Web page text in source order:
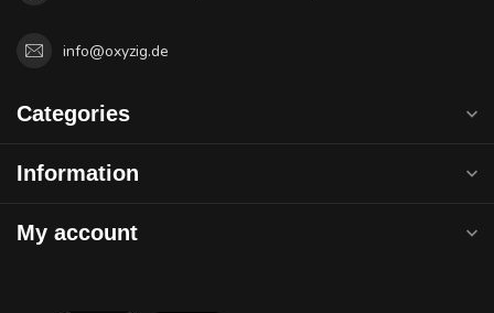
info@oxyzig.de
Categories
Information
My account